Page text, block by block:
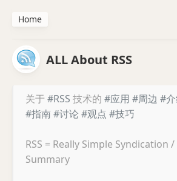
ALL About RSS
关于 #RSS 技术的 #应用 #周边 #
#指南#讨论 #观点 #技巧
RSS = Really Simple Syndication /
Summary
Home